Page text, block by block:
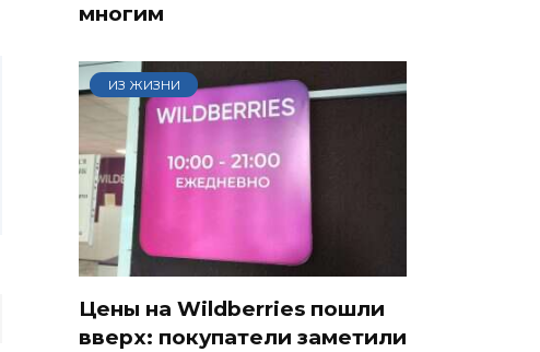
многим
ИЗ ЖИЗНИ
Цены на Wildberries пошли
вверх: покупатели заметили